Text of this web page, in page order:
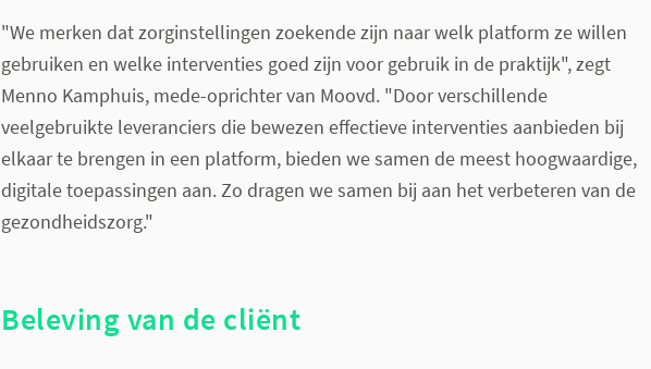
"We merken dat zorginstellingen zoekende zijn naar welk platform ze willen
gebruiken en welke interventies goed zijn voor gebruik in de praktijk", zegt
Menno Kamphuis, mede-oprichter van Moovd. "Door verschillende
veelgebruikte leveranciers die bewezen effectieve interventies aanbieden bij
elkaar te brengen in een platform, bieden we samen de meest hoogwaardige,
digitale toepassingen aan. Zo dragen we samen bij aan het verbeteren van de
gezondheidszorg."
Beleving van de cliënt